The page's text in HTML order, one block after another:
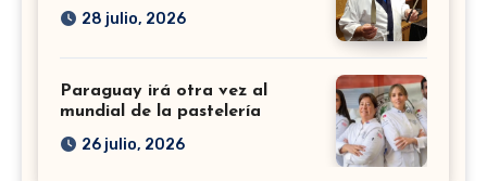
28 julio, 2026
Paraguay irá otra vez al
mundial de la pastelería
26 julio, 2026